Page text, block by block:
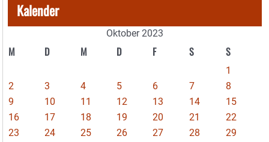
Kalender
Oktober 2023
M D M D F S S
1
2
3 4 5 6 7
8
9
10 11 12 13 14
15
16
17 18 19 20 21
22
23
24 25 26 27 28
29